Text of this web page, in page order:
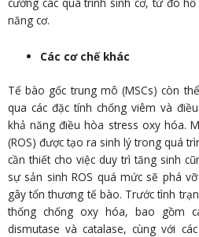
năng cơ.
Các cơ chế khác
Tế bào gốc trung mô (MSCs) còn
qua các đặc tính chống viêm và
khả năng điều hòa stress oxy hóa.
(ROS) được tạo ra sinh lý trong quá
cần thiết cho việc duy trì tăng sinh
sự sản sinh ROS quá mức sẽ phá
gây tổn thương tế bào. Trước tình
thống chống oxy hóa, bao gồm
dismutase và catalase, cùng với